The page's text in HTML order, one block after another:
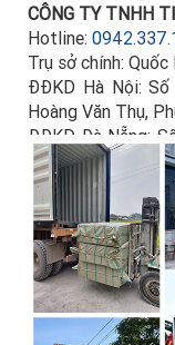
CÔNG TY TNHH
Hotline:
Trụ sở chính:
ĐĐKD Hà Nội:
Hoàng Văn Thụ,
ĐĐKD Đà Nẵng:
Sơn Trà
ĐĐKD
Phường Tân Bình